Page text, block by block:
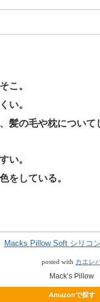
こ。
い。
髪の毛や枕について
い。
をしている。
Macks Pillow Soft シリコ
posted with カエレ
Mack’s Pillow
Amazonで探す